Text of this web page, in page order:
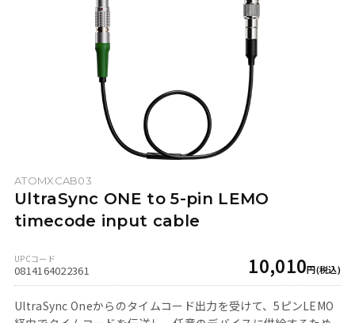
ATOMXCAB03
UltraSync ONE to 5-pin LEMO
timecode input cable
0814164022361 10,010
UltraSync Oneからのタイムコード出力を受けて、5ピンLEMO